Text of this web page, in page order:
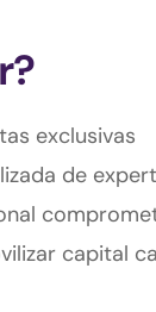
exclusivas
de
capital